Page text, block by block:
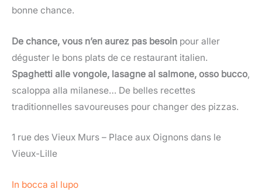
bonne chance.
De chance, vous n’en aurez pas besoin pour aller
déguster le bons plats de ce restaurant italien.
Spaghetti alle vongole, lasagne al salmone, osso bucco,
scaloppa alla milanese… De belles recettes
traditionnelles savoureuses pour changer des pizzas.
1 rue des Vieux Murs – Place aux Oignons dans le
Vieux-Lille
In bocca al lupo